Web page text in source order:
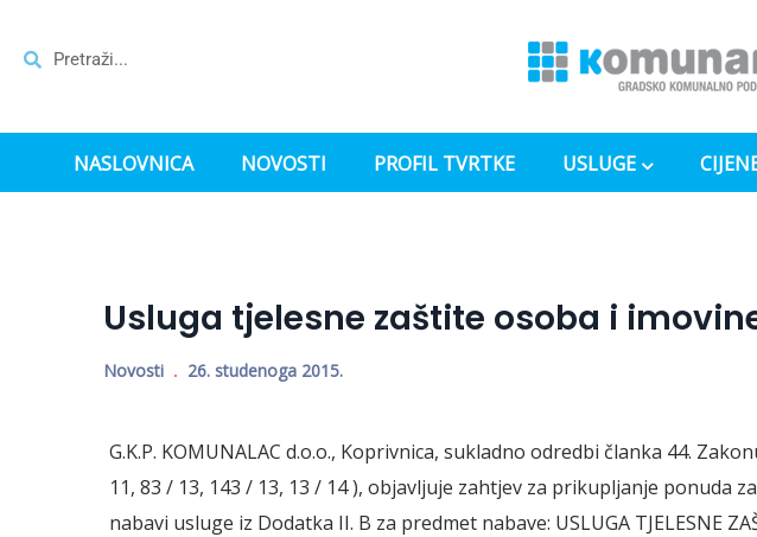
NASLOVNICA NOVOSTI PROFIL TVRTKE USLUGE
Usluga tjelesne zaštite osoba i
Novosti 26. studenoga 2015.
G.K.P. KOMUNALAC d.o.o., Koprivnica, sukladno odredbi članka 44.
11, 83 / 13, 143 / 13, 13 / 14 ), objavljuje zahtjev za prikupljanje ponuda
nabavi usluge iz Dodatka II. B za predmet nabave: USLUGA TJELESNE